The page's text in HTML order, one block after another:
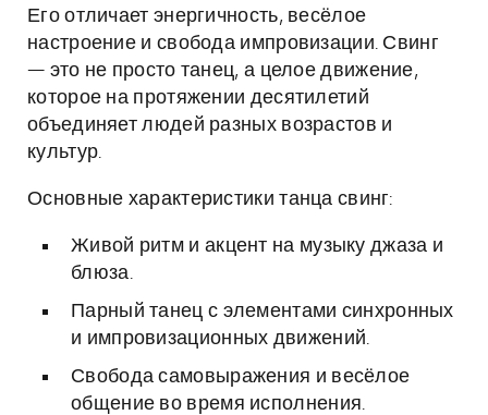
Его отличает энергичность, весёлое
настроение и свобода импровизации. Свинг
— это не просто танец, а целое движение,
которое на протяжении десятилетий
объединяет людей разных возрастов и
культур.
Основные характеристики танца свинг:
Живой ритм и акцент на музыку джаза и
блюза.
Парный танец с элементами синхронных
и импровизационных движений.
Свобода самовыражения и весёлое
общение во время исполнения.